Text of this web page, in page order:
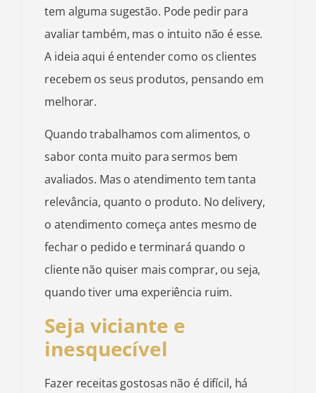
tem alguma sugestão. Pode pedir para
avaliar também, mas o intuito não é esse.
A ideia aqui é entender como os clientes
recebem os seus produtos, pensando em
melhorar.
Quando trabalhamos com alimentos, o
sabor conta muito para sermos bem
avaliados. Mas o atendimento tem tanta
relevância, quanto o produto. No delivery,
o atendimento começa antes mesmo de
fechar o pedido e terminará quando o
cliente não quiser mais comprar, ou seja,
quando tiver uma experiência ruim.
Seja viciante e
inesquecível
Fazer receitas gostosas não é difícil, há